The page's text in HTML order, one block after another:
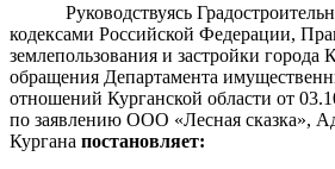
Руководствуясь
кодексами Российской Федерации,
землепользования и застройки города
обращения Департамента
отношений Курганской области от
по заявлению ООО «Лесная сказка»,
Кургана постановляет: